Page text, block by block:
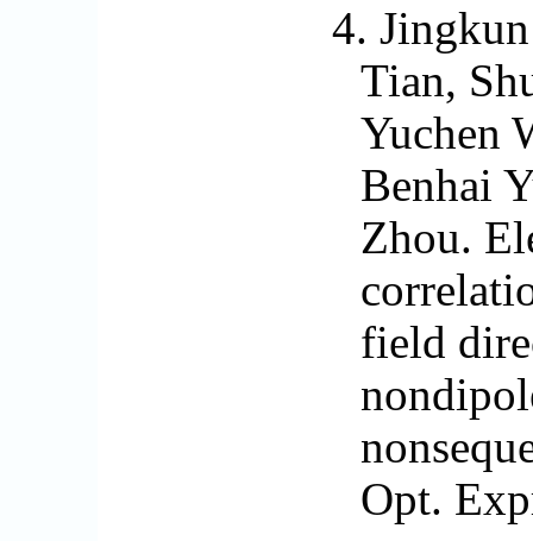
4.Jingkun
Tian,
Yuchen
Benhai
Zhou.
field
Opt.